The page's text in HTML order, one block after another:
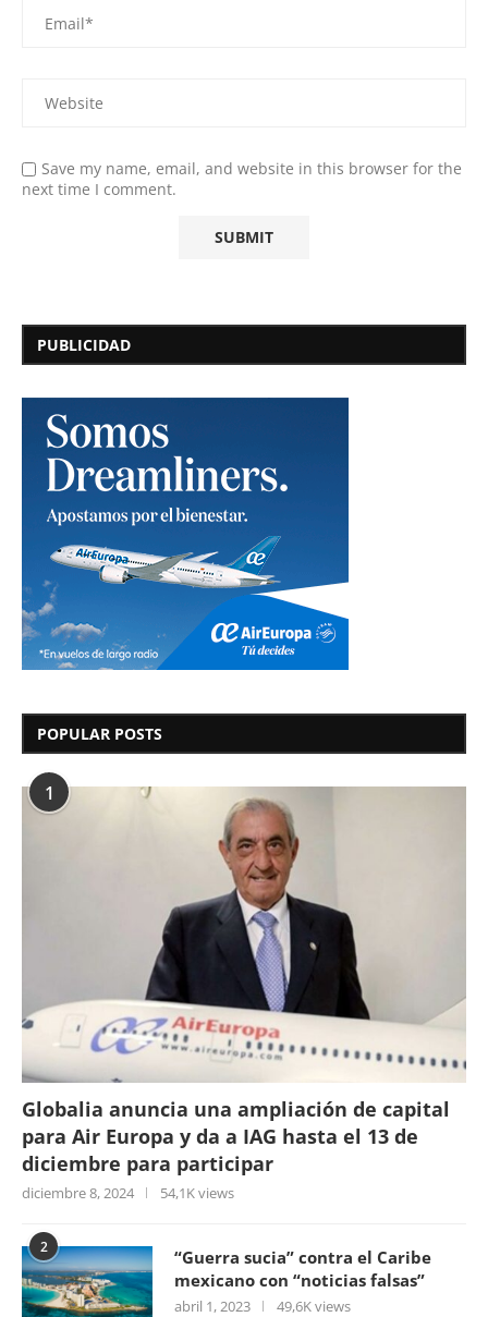
Save my name, email, and website in this browser for the
next time I comment.
PUBLICIDAD
POPULAR POSTS
1
Globalia anuncia una ampliación de capital
para Air Europa y da a IAG hasta el 13 de
diciembre para participar
diciembre 8, 2024 54,1K views
2
“Guerra sucia” contra el Caribe
mexicano con “noticias falsas”
abril 1, 2023 49,6K views